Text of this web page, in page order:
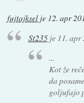
fujtajksel je 12. apr
St235je 11. apr
...
Kot že
da
goljufajo